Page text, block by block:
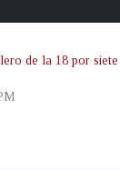
de la 18 por siete